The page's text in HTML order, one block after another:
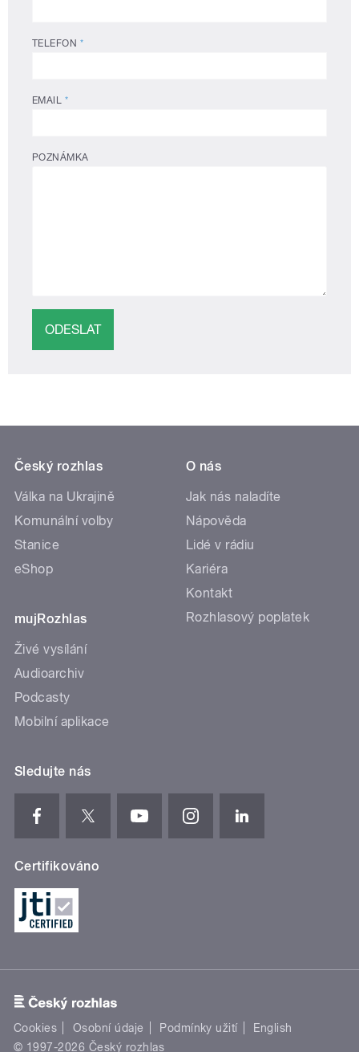
TELEFON *
EMAIL *
POZNÁMKA
Český rozhlas
Válka na Ukrajině
Komunální volby
Stanice
eShop
mujRozhlas
Živé vysílání
Audioarchiv
Podcasty
Mobilní aplikace
O nás
Jak nás naladíte
Nápověda
Lidé v rádiu
Kariéra
Kontakt
Rozhlasový poplatek
Sledujte nás
Certifikováno
Cookies Osobní údaje Podmínky užití
English
© 1997-2026 Český rozhlas